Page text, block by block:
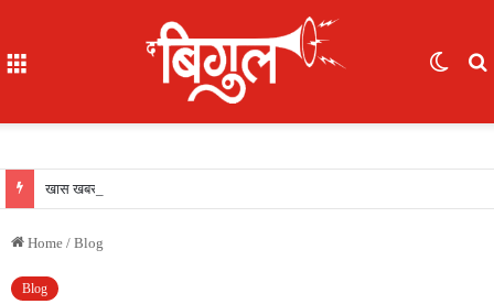
Home / Blog
Blog